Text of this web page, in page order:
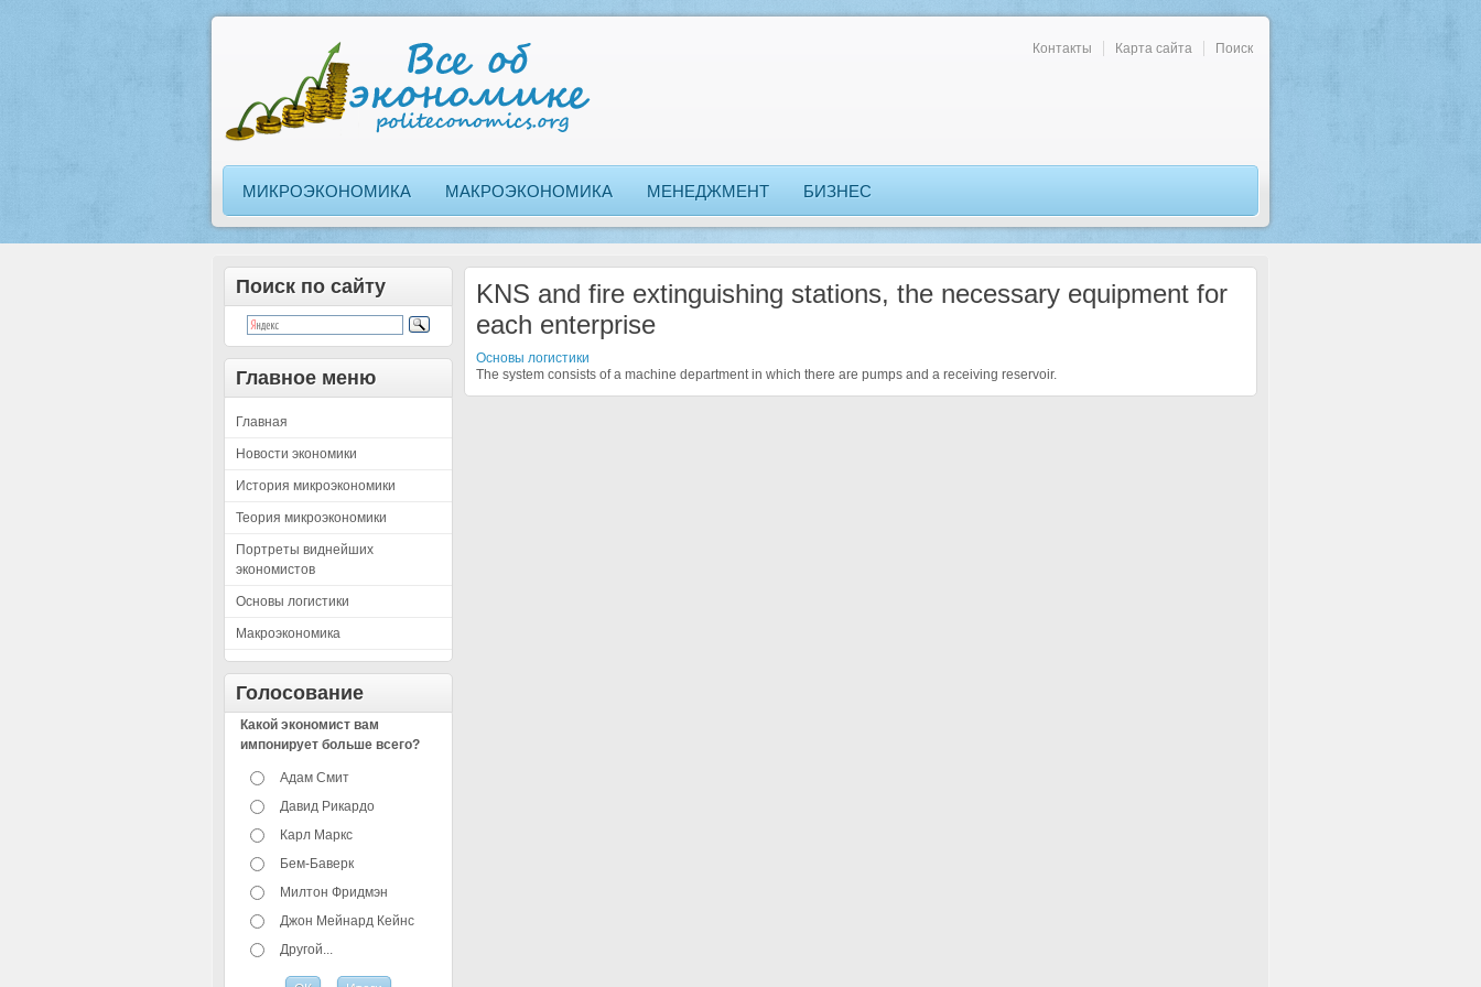
Контакты Карта сайта Поиск
МИКРОЭКОНОМИКА МАКРОЭКОНОМИКА МЕНЕДЖМЕНТ БИЗНЕС
Поиск по сайту
Главное меню
Главная
Новости экономики
История микроэкономики
Теория микроэкономики
Портреты виднейших
экономистов
Основы логистики
Макроэкономика
Голосование
Какой экономист вам
импонирует больше всего?
Адам Смит
Давид Рикардо
Карл Маркс
Бем-Баверк
Милтон Фридмэн
Джон Мейнард Кейнс
Другой...
KNS and fire extinguishing stations, the necessary equipment for
each enterprise
Основы логистики
The system consists of a machine department in which there are pumps and a receiving reservoir.